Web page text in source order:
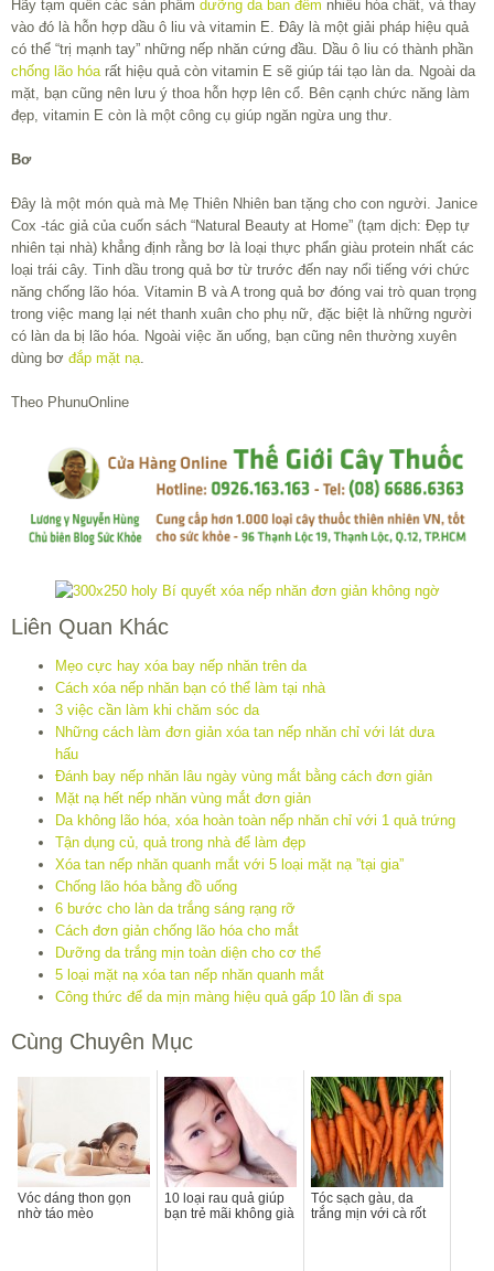
Hãy tạm quên các sản phẩm dưỡng da ban đêm nhiều hóa chất, và thay
vào đó là hỗn hợp dầu ô liu và vitamin E. Đây là một giải pháp hiệu quả
có thể “trị mạnh tay” những nếp nhăn cứng đầu. Dầu ô liu có thành phần
chống lão hóa rất hiệu quả còn vitamin E sẽ giúp tái tạo làn da. Ngoài da
mặt, bạn cũng nên lưu ý thoa hỗn hợp lên cổ. Bên cạnh chức năng làm
đẹp, vitamin E còn là một công cụ giúp ngăn ngừa ung thư.
Bơ
Đây là một món quà mà Mẹ Thiên Nhiên ban tặng cho con người. Janice
Cox -tác giả của cuốn sách “Natural Beauty at Home” (tạm dịch: Đẹp tự
nhiên tại nhà) khẳng định rằng bơ là loại thực phẩn giàu protein nhất các
loại trái cây. Tinh dầu trong quả bơ từ trước đến nay nổi tiếng với chức
năng chống lão hóa. Vitamin B và A trong quả bơ đóng vai trò quan trọng
trong việc mang lại nét thanh xuân cho phụ nữ, đặc biệt là những người
có làn da bị lão hóa. Ngoài việc ăn uống, bạn cũng nên thường xuyên
dùng bơ đắp mặt nạ
Theo PhunuOnline
Liên Quan Khác
Mẹo cực hay xóa bay nếp nhăn trên da
Cách xóa nếp nhăn bạn có thể làm tại nhà
3 việc cần làm khi chăm sóc da
Những cách làm đơn giản xóa tan nếp nhăn chỉ với lát dưa
hấu
Đánh bay nếp nhăn lâu ngày vùng mắt bằng cách đơn giản
Mặt nạ hết nếp nhăn vùng mắt đơn giản
Da không lão hóa, xóa hoàn toàn nếp nhăn chỉ với 1 quả trứng
Tận dụng củ, quả trong nhà để làm đẹp
Xóa tan nếp nhăn quanh mắt với 5 loại mặt nạ ”tại gia”
Chống lão hóa bằng đồ uống
6 bước cho làn da trắng sáng rạng rỡ
Cách đơn giản chống lão hóa cho mắt
Dưỡng da trắng mịn toàn diện cho cơ thể
5 loại mặt nạ xóa tan nếp nhăn quanh mắt
Công thức để da mịn màng hiệu quả gấp 10 lần đi spa
Cùng Chuyên Mục
Vóc dáng thon gọn
nhờ táo mèo
10 loại rau quả giúp
bạn trẻ mãi không già
Tóc sạch gàu, da
trắng mịn với cà rốt